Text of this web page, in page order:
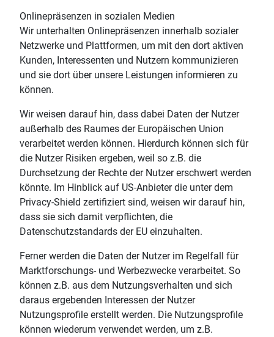
Onlinepräsenzen in sozialen Medien
Wir unterhalten Onlinepräsenzen innerhalb sozialer
Netzwerke und Plattformen, um mit den dort aktiven
Kunden, Interessenten und Nutzern kommunizieren
und sie dort über unsere Leistungen informieren zu
können.
Wir weisen darauf hin, dass dabei Daten der Nutzer
außerhalb des Raumes der Europäischen Union
verarbeitet werden können. Hierdurch können sich für
die Nutzer Risiken ergeben, weil so z.B. die
Durchsetzung der Rechte der Nutzer erschwert werden
könnte. Im Hinblick auf US-Anbieter die unter dem
Privacy-Shield zertifiziert sind, weisen wir darauf hin,
dass sie sich damit verpflichten, die
Datenschutzstandards der EU einzuhalten.
Ferner werden die Daten der Nutzer im Regelfall für
Marktforschungs- und Werbezwecke verarbeitet. So
können z.B. aus dem Nutzungsverhalten und sich
daraus ergebenden Interessen der Nutzer
Nutzungsprofile erstellt werden. Die Nutzungsprofile
können wiederum verwendet werden, um z.B.